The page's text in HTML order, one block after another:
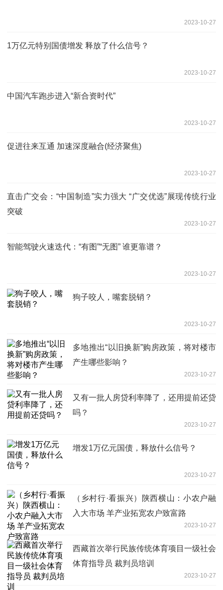
2023-10-27
1万亿元特别国债增发 释放了什么信号？
2023-10-27
中国汽车跑步进入“新合资时代”
2023-10-27
促进往来互通 加速深度融合(经济聚焦)
2023-10-27
直击广交会：“中国制造”实力强大 “广交优选”展现传统行业
突破
2023-10-27
智能驾驶火速迭代：“有图”“无图” 谁更靠谱？
2023-10-27
狗子咬人，嘴套脱销？
2023-10-27
多地推出“以旧换新”购房政策，将对楼市
产生哪些影响？
2023-10-27
又有一批人房贷利率降了，还用提前还贷
吗？
2023-10-27
增发1万亿元国债，释放什么信号？
2023-10-27
（乡村行·看振兴）陕西横山：小农户融
入大市场 羊产业拓宽农户致富路
2023-10-27
西藏首次举行民族传统体育项目一级社会
体育指导员 裁判员培训
2023-10-27